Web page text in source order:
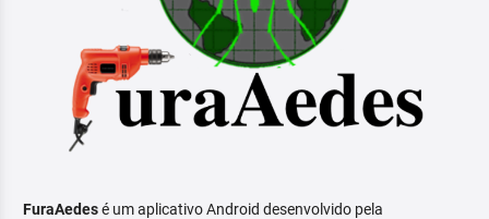
FuraAedesé um aplicativo Android desenvolvido pela